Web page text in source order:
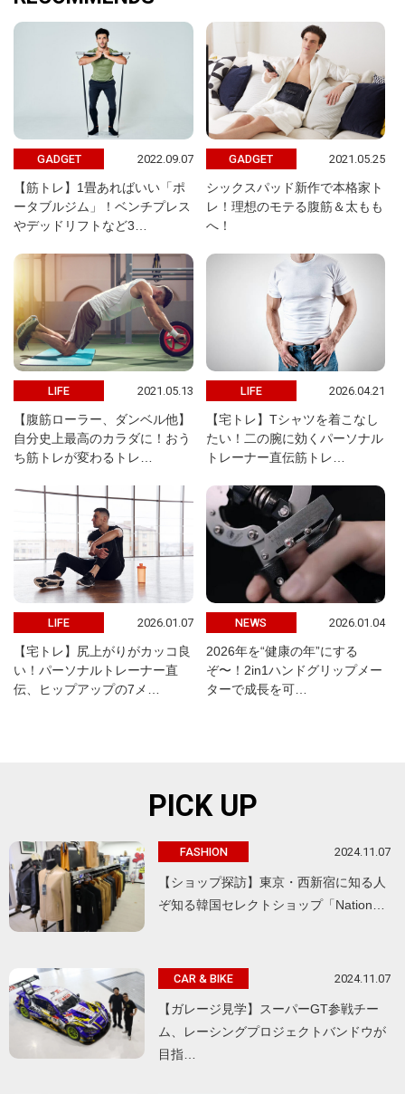
GADGET 2022.09.07
【筋トレ】1畳あればいい「ポ
ータブルジム」！ベンチプレス
やデッドリフトなど3…
GADGET 2021.05.25
シックスパッド新作で本格家ト
レ！理想のモテる腹筋＆太もも
へ！
LIFE 2021.05.13
【腹筋ローラー、ダンベル他】
自分史上最高のカラダに！おう
ち筋トレが変わるトレ…
LIFE 2026.04.21
【宅トレ】Tシャツを着こなし
たい！二の腕に効くパーソナル
トレーナー直伝筋トレ…
LIFE 2026.01.07
【宅トレ】尻上がりがカッコ良
い！パーソナルトレーナー直
伝、ヒップアップの7メ…
NEWS 2026.01.04
2026年を“健康の年”にする
ぞ〜！2in1ハンドグリップメー
ターで成長を可…
PICK UP
FASHION 2024.11.07
【ショップ探訪】東京・西新宿に知る人
ぞ知る韓国セレクトショップ「Nation…
CAR & BIKE 2024.11.07
【ガレージ見学】スーパーGT参戦チー
ム、レーシングプロジェクトバンドウが
目指…